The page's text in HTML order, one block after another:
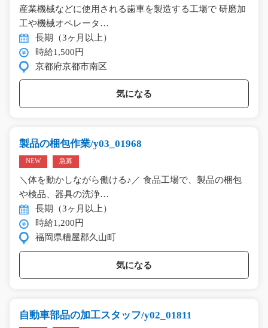
産業機械などに使用される歯車を製造する工場で 研磨加
工や機械オペレータ…
長期（3ヶ月以上）
時給1,500円
京都府京都市南区
気になる
製品の梱包作業/y03_01968
NEW 急募
＼体を動かしながら働ける♪／ 食品工場で、製品の梱包
や検品、器具の洗浄…
長期（3ヶ月以上）
時給1,200円
福岡県糟屋郡久山町
気になる
自動車部品の加工スタッフ/y02_01811